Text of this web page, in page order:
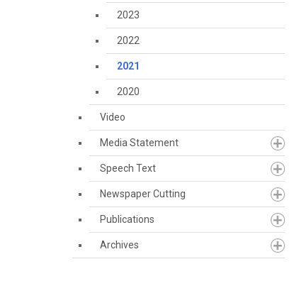
2023
2022
2021
2020
Video
Media Statement
Speech Text
Newspaper Cutting
Publications
Archives